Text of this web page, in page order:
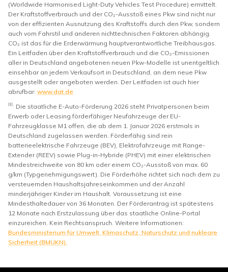
(Worldwide Harmonised Light-Duty Vehicles Test Procedure) ermittelt.
Der Kraftstoffverbrauch und der CO₂-Ausstoß eines Pkw sind nicht nur
von der effizienten Ausnutzung des Kraftstoffs durch den Pkw, sondern
auch vom Fahrstil und anderen nichttechnischen Faktoren abhängig.
CO₂ ist das für die Erderwärmung hauptverantwortliche Treibhausgas.
Ein Leitfaden über den Kraftstoffverbrauch und die CO₂-Emissionen
aller in Deutschland angebotenen neuen Pkw-Modelle ist unentgeltlich
einsehbar an jedem Verkaufsort in Deutschland, an dem neue Pkw
ausgestellt oder angeboten werden. Der Leitfaden ist auch hier
abrufbar: www.dat.de
III. Die staatliche E-Auto-Förderung 2026 steht Privatpersonen beim
Erwerb oder Leasing förderfähiger Neufahrzeuge der EU-
Fahrzeugklasse M1 offen, die ab dem 1. Januar 2026 erstmals in
Deutschland zugelassen werden. Förderfähig sind rein
batterieelektrische Fahrzeuge (BEV), Elektrofahrzeuge mit Range-
Extender (REEV) sowie Plug-in-Hybride (PHEV) mit einer elektrischen
Mindestreichweite von 80 km oder einem CO₂-Ausstoß von max. 60
g/km (Typgenehmigungswert). Die Förderhöhe richtet sich nach dem zu
versteuernden Haushaltsjahreseinkommen und der Anzahl
minderjähriger Kinder im Haushalt. Voraussetzung ist eine
Mindesthaltedauer von 36 Monaten. Der Förderantrag ist spätestens
12 Monate nach Erstzulassung über das staatliche Online-Portal
einzureichen. Kein Rechtsanspruch. Weitere Informationen:
Bundesministerium für Umwelt, Klimaschutz, Naturschutz und nukleare
Sicherheit (BMUKN).